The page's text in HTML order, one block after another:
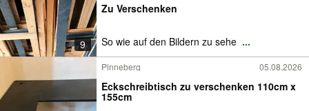
9
Zu Verschenken
So wie auf den Bildern zu sehe ...
Pinneberg 05.08.2026
Eckschreibtisch zu verschenken 110cm x
155cm